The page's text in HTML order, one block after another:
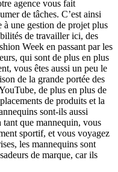
agence vous fait
de tâches. C’est ainsi
à une gestion de projet plus
de travailler ici, des
Week en passant par les
qui sont de plus en plus
vous êtes aussi un peu le
de la grande portée des
de plus en plus de
de produits et la
sont-ils aussi
tant que mannequin, vous
sportif, et vous voyagez
les mannequins sont
de marque, car ils